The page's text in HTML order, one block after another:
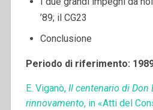
’89; il CG23
Conclusione
Periodo di riferimento:
E. Viganò,Il centenario di Don
rinnovamento, in «Atti del